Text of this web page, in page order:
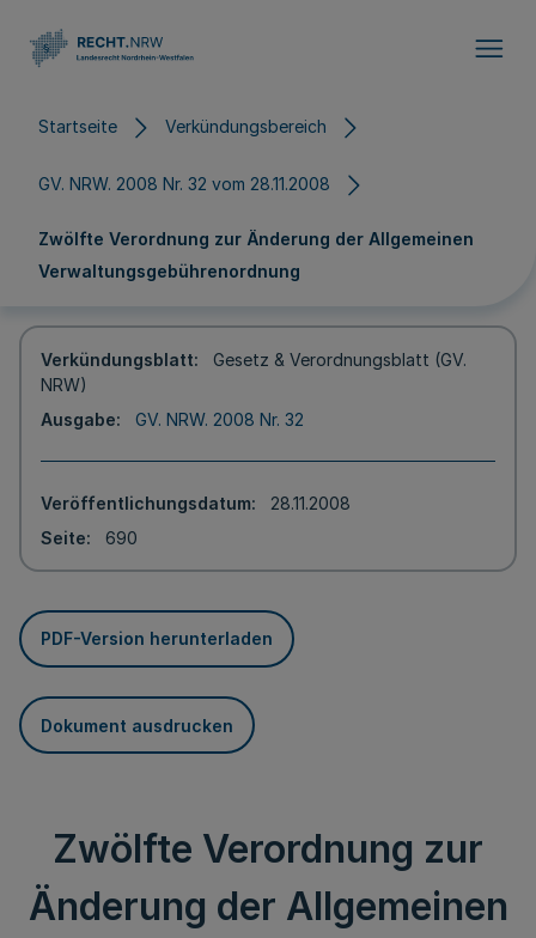
Startseite Verkündungsbereich
GV. NRW. 2008 Nr. 32 vom 28.11.2008
Zwölfte Verordnung zur Änderung der Allgemeinen
Verwaltungsgebührenordnung
Verkündungsblatt
Gesetz & Verordnungsblatt (GV.
NRW)
Ausgabe
GV. NRW. 2008 Nr. 32
Veröffentlichungsdatum
28.11.2008
Seite
690
PDF-Version herunterladen
Dokument ausdrucken
Zwölfte Verordnung zur
Änderung der Allgemeinen